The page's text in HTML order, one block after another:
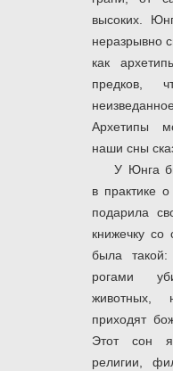
высоких.
неразрывно
как
предков,
Архетипы
наши сны
У Юнга
в практике
подарила
книжечку со
была
рогами
животных,
приходят
Этот сон
религии,